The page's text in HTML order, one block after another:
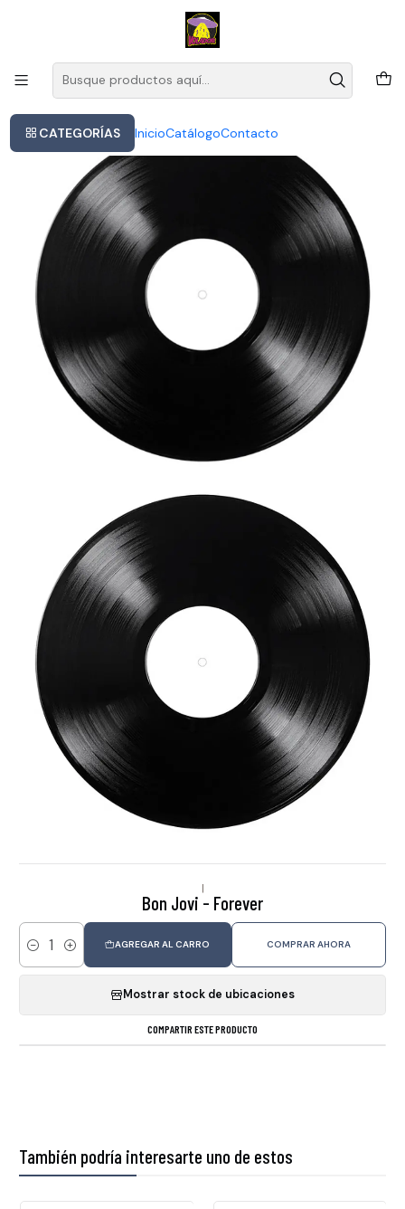
CATEGORÍAS InicioCatálogoContacto
Este es el texto del slide
|
Bon Jovi - Forever
Cantidad
AGREGAR AL CARRO COMPRAR AHORA
Mostrar stock de ubicaciones
COMPARTIR ESTE PRODUCTO
También podría interesarte uno de estos